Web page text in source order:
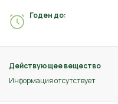
Действующее вещество
Информация отсутствует
Годен до: